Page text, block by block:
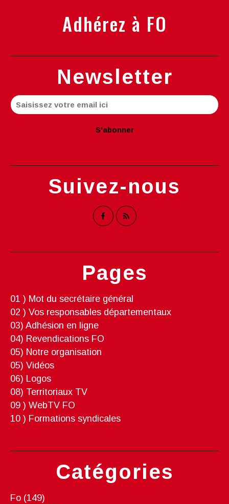
Newsletter
Catégories
Fo (149)
Pages
01 ) Mot du secrétaire général
02 ) Vos responsables départementaux
03) Adhésion en ligne
04) Revendications FO
05) Notre organisation
05) Vidéos
06) Logos
08) Territoriaux TV
09 ) WebTV FO
10 ) Formations syndicales
Suivez-nous
Adhérez à FO